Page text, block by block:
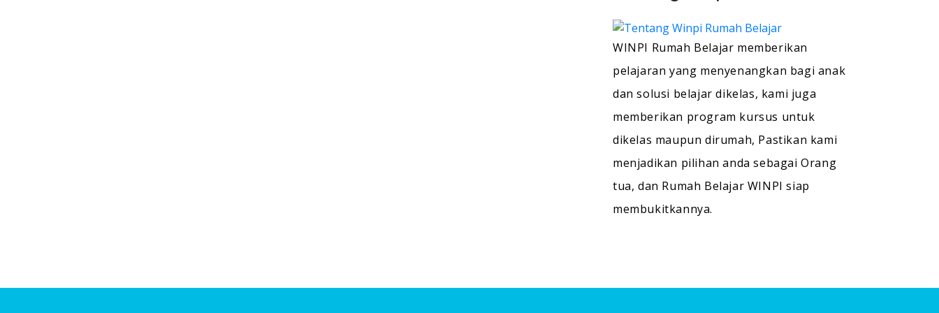
WINPI Rumah Belajar memberikan
pelajaran yang menyenangkan bagi anak
dan solusi belajar dikelas, kami juga
memberikan program kursus untuk
dikelas maupun dirumah, Pastikan kami
menjadikan pilihan anda sebagai Orang
tua, dan Rumah Belajar WINPI siap
membukitkannya.